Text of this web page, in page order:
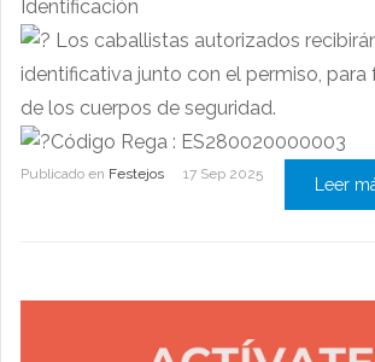
Identificación
Los caballistas autorizados
identificativa junto con el permiso, para
de los cuerpos de seguridad.
Código Rega : ES280020000003
Publicado en Festejos 17 Sep 2025
Leer